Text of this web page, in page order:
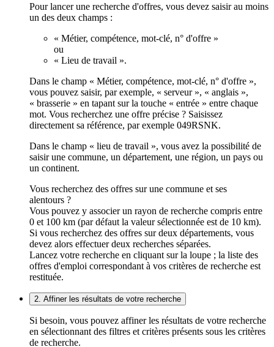
Pour lancer une recherche d'offres, vous devez saisir au moins
un des deux champs :
« Métier, compétence, mot-clé, n° d'offre »
ou
« Lieu de travail ».
Dans le champ « Métier, compétence, mot-clé, n° d'offre »,
vous pouvez saisir, par exemple, « serveur », « anglais »,
« brasserie » en tapant sur la touche « entrée » entre chaque
mot. Vous recherchez une offre précise ? Saisissez
directement sa référence, par exemple 049RSNK.
Dans le champ « lieu de travail », vous avez la possibilité de
saisir une commune, un département, une région, un pays ou
un continent.
Vous recherchez des offres sur une commune et ses
alentours ?
Vous pouvez y associer un rayon de recherche compris entre
0 et 100 km (par défaut la valeur sélectionnée est de 10 km).
Si vous recherchez des offres sur deux départements, vous
devez alors effectuer deux recherches séparées.
Lancez votre recherche en cliquant sur la loupe ; la liste des
offres d'emploi correspondant à vos critères de recherche est
restituée.
2. Affiner les résultats de votre recherche
Si besoin, vous pouvez affiner les résultats de votre recherche
en sélectionnant des filtres et critères présents sous les critères
de recherche.